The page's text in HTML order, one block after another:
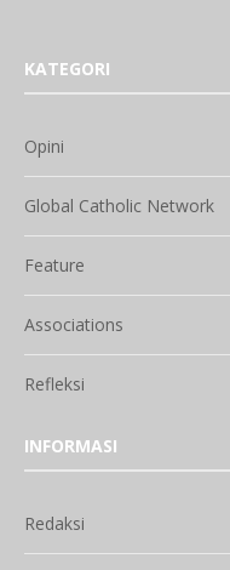
KATEGORI
Opini
Global Catholic Network
Feature
Associations
Refleksi
INFORMASI
Redaksi